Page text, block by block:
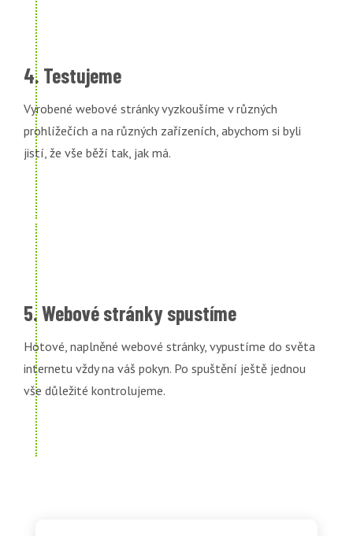
4. Testujeme
Vyrobené webové stránky vyzkoušíme v různých
prohlížečích a na různých zařízeních, abychom si byli
jistí, že vše běží tak, jak má.
5. Webové stránky spustíme
Hotové, naplněné webové stránky, vypustíme do světa
internetu vždy na váš pokyn. Po spuštění ještě jednou
vše důležité kontrolujeme.